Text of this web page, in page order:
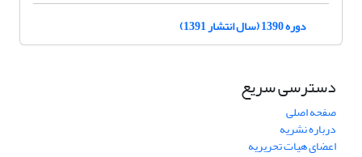
دوره 1390 (سال انتشار 1391)
دسترسی سریع
صفحه اصلی
درباره نشریه
اعضای هیات تحریریه